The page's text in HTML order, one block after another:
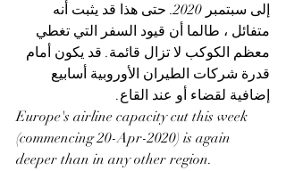
إلى سبتمبر 2020. حتى هذا قد يثبت أنه
متفائل ، طالما أن قيود السفر التي تغطي
معظم الكوكب لا تزال قائمة. قد يكون أمام
قدرة شركات الطيران الأوروبية أسابيع
إضافية لقضاء أو عند القاع.
Europe's airline capacity cut this week
(commencing 20-Apr-2020) is again
deeper than in any other region.